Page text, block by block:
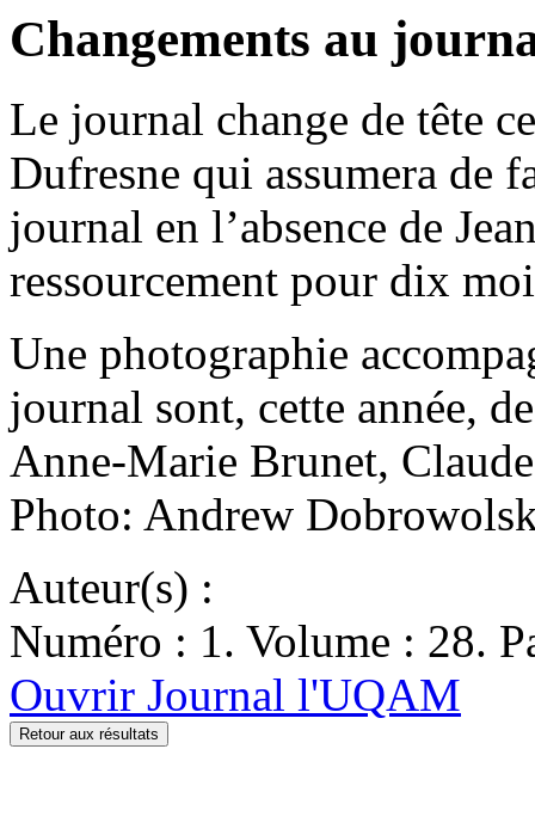
Changements au
Le journal change de tête
Dufresne qui assumera de
journal en l’absence de
ressourcement pour dix
Une photographie
journal sont, cette année,
Anne-Marie Brunet,
Photo: Andrew
Auteur(s) :
Numéro : 1. Volume : 28.
Ouvrir Journal l'UQAM
Retour aux résultats